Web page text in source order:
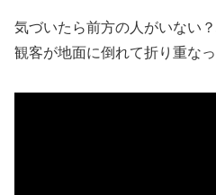
気づいたら前方の人がいない
観客が地面に倒れて折り重な